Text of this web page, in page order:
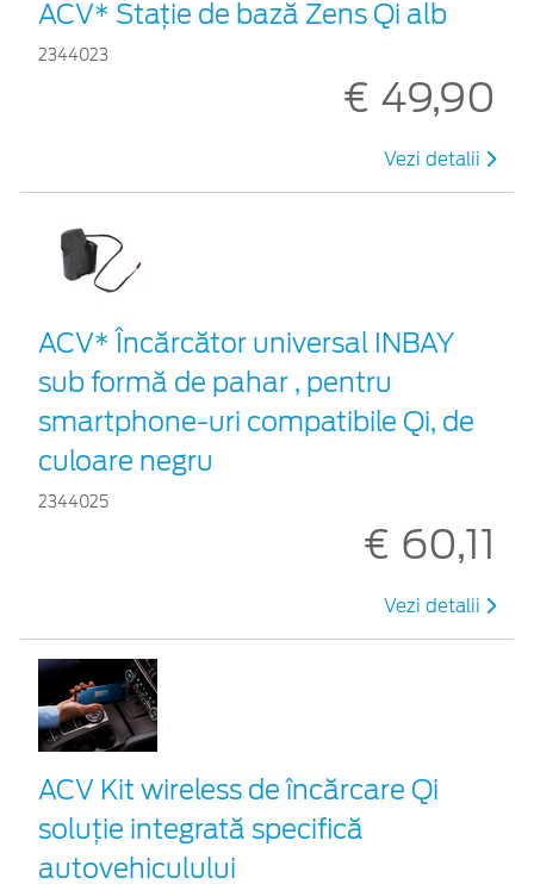
ACV* Stație de bază Zens Qi alb
2344023
€ 49,90
Vezi detalii
ACV* Încărcător universal INBAY
sub formă de pahar , pentru
smartphone-uri compatibile Qi, de
culoare negru
2344025
€ 60,11
Vezi detalii
ACV Kit wireless de încărcare Qi
soluție integrată specifică
autovehiculului